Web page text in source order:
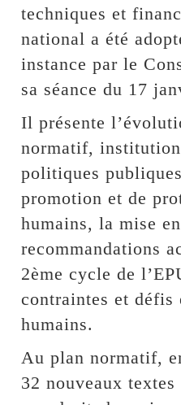
techniques et
national a été
instance par le
sa séance du 17
Il présente
normatif,
politiques
promotion et de
humains, la mise
recommandations
2ème cycle de
contraintes et défis
humains.
Au plan normatif,
32 nouveaux